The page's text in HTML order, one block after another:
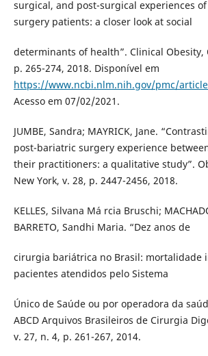
surgical, and post-surgical experiences
surgery patients: a closer look at social
determinants of health”. Clinical Obesity,
p. 265-274, 2018. Disponível em
https://www.ncbi.nlm.nih.gov/pmc/
Acesso em 07/02/2021.
JUMBE, Sandra; MAYRICK, Jane.
post-bariatric surgery experience
their practitioners: a qualitative study”.
New York, v. 28, p. 2447-2456, 2018.
KELLES, Silvana Má rcia Bruschi;
BARRETO, Sandhi Maria. “Dez anos de
cirurgia bariátrica no Brasil: mortalidade
pacientes atendidos pelo Sistema
Único de Saúde ou por operadora da
ABCD Arquivos Brasileiros de Cirurgia
v. 27, n. 4, p. 261-267, 2014.